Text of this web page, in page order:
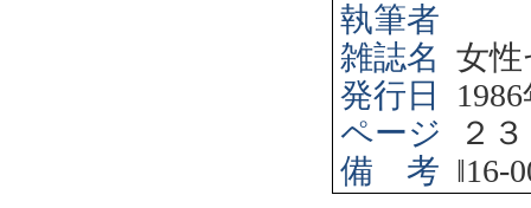
執筆者
雑誌名 女
発行日
1986
ページ
２
備 考 ‖16-